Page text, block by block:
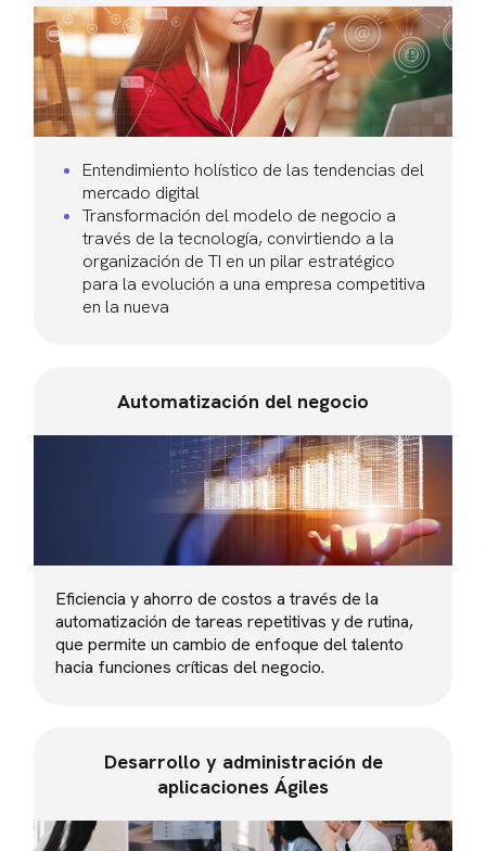
Entendimiento holístico de las tendencias del
mercado digital
Transformación del modelo de negocio a
través de la tecnología, convirtiendo a la
organización de TI en un pilar estratégico
para la evolución a una empresa competitiva
en la nueva
Automatización del negocio
Eficiencia y ahorro de costos a través de la
automatización de tareas repetitivas y de rutina,
que permite un cambio de enfoque del talento
hacia funciones críticas del negocio.
Desarrollo y administración de
aplicaciones Ágiles